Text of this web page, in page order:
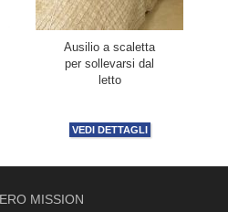
Ausilio a scaletta
per sollevarsi dal
letto
VEDI DETTAGLI
MISSION